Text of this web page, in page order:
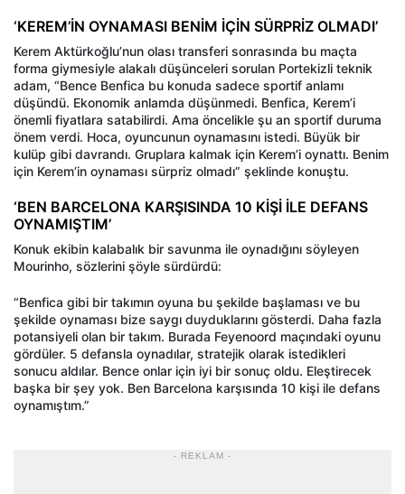
‘KEREM’İN OYNAMASI BENİM İÇİN SÜRPRİZ OLMADI’
Kerem Aktürkoğlu’nun olası transferi sonrasında bu maçta
forma giymesiyle alakalı düşünceleri sorulan Portekizli teknik
adam, “Bence Benfica bu konuda sadece sportif anlamı
düşündü. Ekonomik anlamda düşünmedi. Benfica, Kerem’i
önemli fiyatlara satabilirdi. Ama öncelikle şu an sportif duruma
önem verdi. Hoca, oyuncunun oynamasını istedi. Büyük bir
kulüp gibi davrandı. Gruplara kalmak için Kerem’i oynattı. Benim
için Kerem’in oynaması sürpriz olmadı” şeklinde konuştu.
‘BEN BARCELONA KARŞISINDA 10 KİŞİ İLE DEFANS
OYNAMIŞTIM’
Konuk ekibin kalabalık bir savunma ile oynadığını söyleyen
Mourinho, sözlerini şöyle sürdürdü:
“Benfica gibi bir takımın oyuna bu şekilde başlaması ve bu
şekilde oynaması bize saygı duyduklarını gösterdi. Daha fazla
potansiyeli olan bir takım. Burada Feyenoord maçındaki oyunu
gördüler. 5 defansla oynadılar, stratejik olarak istedikleri
sonucu aldılar. Bence onlar için iyi bir sonuç oldu. Eleştirecek
başka bir şey yok. Ben Barcelona karşısında 10 kişi ile defans
oynamıştım.”
- REKLAM -